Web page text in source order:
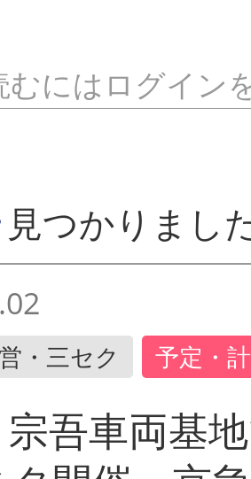
むにはログイン
見つかりまし
・三セク 予定・
吾車両基